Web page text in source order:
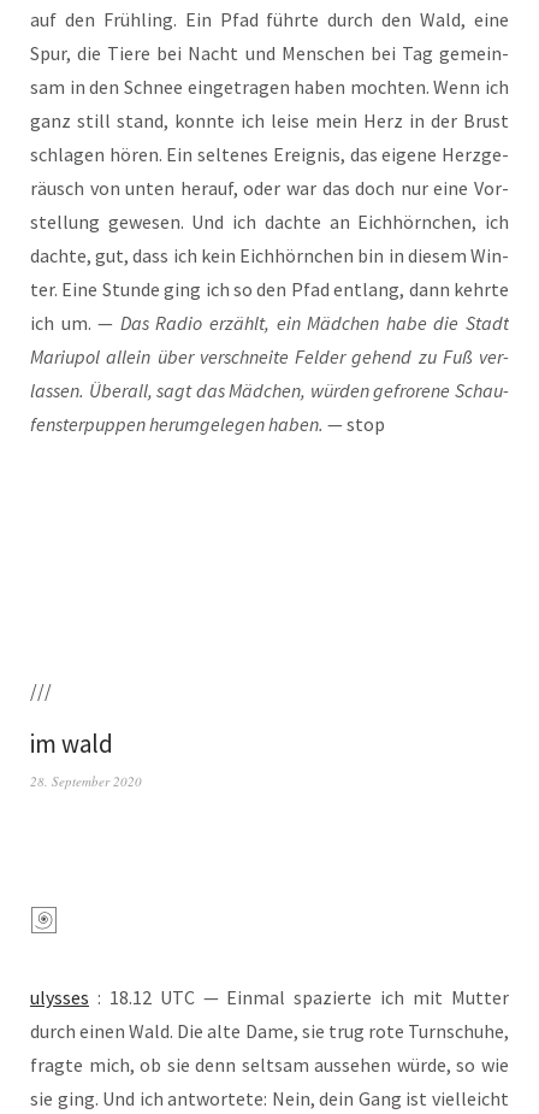
auf den Früh­ling. Ein Pfad führ­te durch den Wald, eine
Spur, die Tie­re bei Nacht und Men­schen bei Tag gemein­
sam in den Schnee ein­ge­tra­gen haben moch­ten. Wenn ich
ganz still stand, konn­te ich lei­se mein Herz in der Brust
schla­gen hören. Ein sel­te­nes Ereig­nis, das eige­ne Herz­ge­
räusch von unten her­auf, oder war das doch nur eine Vor­
stel­lung gewe­sen. Und ich dach­te an Eich­hörn­chen, ich
dach­te, gut, dass ich kein Eich­hörn­chen bin in die­sem Win­
ter. Eine Stun­de ging ich so den Pfad ent­lang, dann kehr­te
ich um. — Das Radio erzählt, ein Mäd­chen habe die Stadt
Mariu­pol allein über ver­schnei­te Fel­der gehend zu Fuß ver­
las­sen. Über­all, sagt das Mäd­chen, wür­den gefro­re­ne Schau­
fens­ter­pup­pen her­um­ge­le­gen haben. — stop
///
im wald
28. September 2020
ulys­ses : 18.12 UTC — Ein­mal spa­zier­te ich mit Mut­ter
durch einen Wald. Die alte Dame, sie trug rote Turn­schu­he,
frag­te mich, ob sie denn selt­sam aus­se­hen wür­de, so wie
sie ging. Und ich ant­wor­te­te: Nein, dein Gang ist viel­leicht